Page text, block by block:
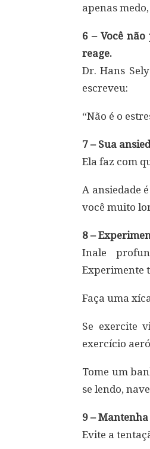
apenas
6 – Você
reage.
Dr. Hans
escreveu:
“Não é o
7 – Sua
Ela faz com
A ansiedade
você muito
8 –
Inale
Experimente
Faça uma
Se exercite
exercício
Tome um
se lendo,
9 –
Evite a